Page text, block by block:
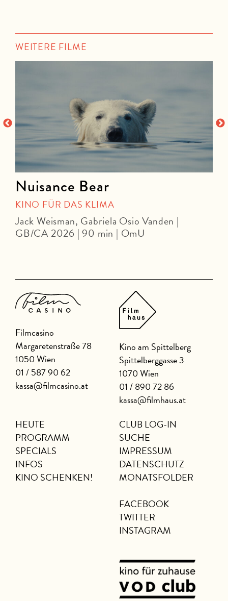
WEITERE FILME
Nuisance Bear
KINO FÜR DAS KLIMA
Jack Weisman, Gabriela Osio Vanden |
GB/CA 2026 | 90 min | OmU
Filmcasino
Margaretenstraße 78
1050 Wien
01 / 587 90 62
kassa@filmcasino.at
Kino am Spittelberg
Spittelberggasse 3
1070 Wien
01 / 890 72 86
kassa@filmhaus.at
HEUTE
PROGRAMM
SPECIALS
INFOS
KINO SCHENKEN!
CLUB LOG-IN
SUCHE
IMPRESSUM
DATENSCHUTZ
MONATSFOLDER
FACEBOOK
TWITTER
INSTAGRAM